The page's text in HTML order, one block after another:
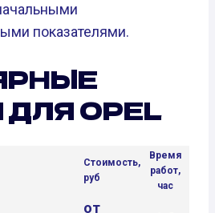
показателями.
OPEL
Стоимость,
руб
Время
работ,
час
от